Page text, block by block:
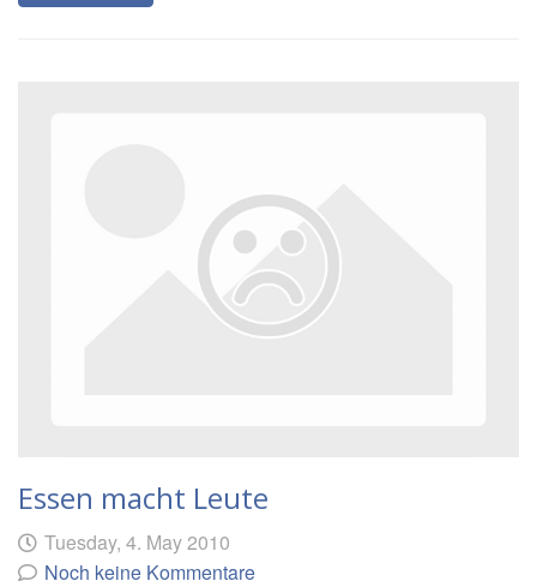
Essen macht Leute
Geschrieben
von
am Tuesday, 4. May 2010
Noch keine Kommentare